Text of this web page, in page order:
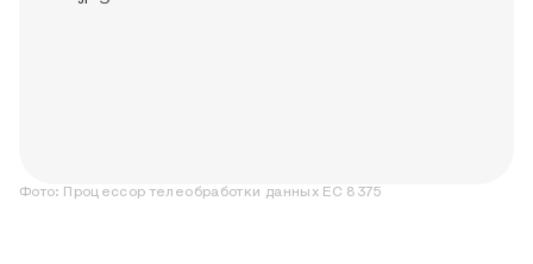
Фото: Процессор телеобработки данных ЕС 8375